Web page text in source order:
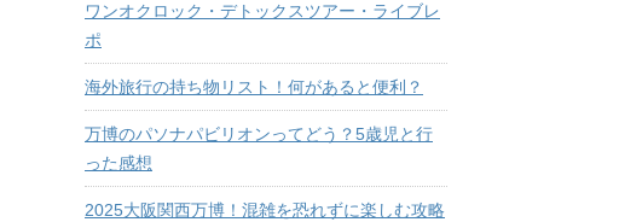
ワンオクロック・デトックスツアー・ライブレ
ポ
海外旅行の持ち物リスト！何があると便利？
万博のパソナパビリオンってどう？5歳児と行
った感想
2025大阪関西万博！混雑を恐れずに楽しむ攻略